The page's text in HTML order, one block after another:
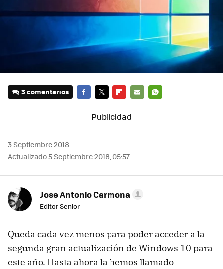
3 comentarios
MAIL
3 Septiembre 2018
Actualizado 5 Septiembre 2018, 05:57
Jose Antonio Carmona
Editor Senior
Queda cada vez menos para poder acceder a la
segunda gran actualización de Windows 10 para
este año. Hasta ahora la hemos llamado